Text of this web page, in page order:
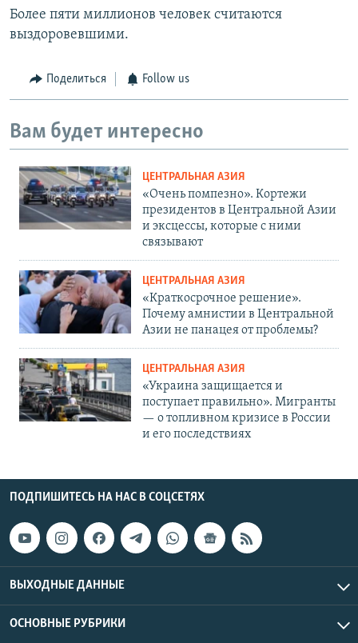
Более пяти миллионов человек считаются
выздоровевшими.
Поделиться Follow us
Вам будет интересно
ЦЕНТРАЛЬНАЯ АЗИЯ
«Очень помпезно». Кортежи
президентов в Центральной Азии
и эксцессы, которые с ними
связывают
ЦЕНТРАЛЬНАЯ АЗИЯ
«Краткосрочное решение».
Почему амнистии в Центральной
Азии не панацея от проблемы?
ЦЕНТРАЛЬНАЯ АЗИЯ
«Украина защищается и
поступает правильно». Мигранты
— о топливном кризисе в России
и его последствиях
ПОДПИШИТЕСЬ НА НАС В СОЦСЕТЯХ
ВЫХОДНЫЕ ДАННЫЕ
ОСНОВНЫЕ РУБРИКИ